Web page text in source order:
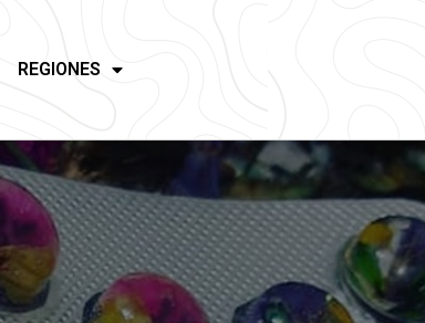
REGIONES